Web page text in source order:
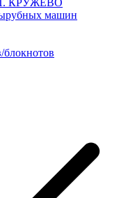
КРУЖЕВО
машин